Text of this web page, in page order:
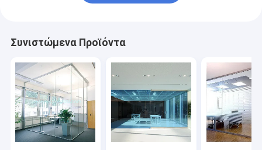
Συνιστώμενα Προϊόντα